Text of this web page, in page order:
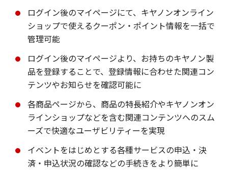
ログイン後のマイページにて、キヤノンオンライン
ショップで使えるクーポン・ポイント情報を一括で
管理可能
ログイン後のマイページより、お持ちのキヤノン製
品を登録することで、登録情報に合わせた関連コン
テンツやお知らせを確認可能に
各商品ページから、商品の特長紹介やキヤノンオン
ラインショップなどを含む関連コンテンツへのスム
ーズで快適なユーザビリティーを実現
イベントをはじめとする各種サービスの申込・決
済・申込状況の確認などの手続きをより簡単に